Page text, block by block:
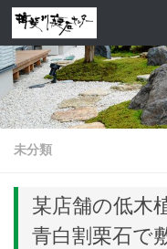
コンテンツへスキップ
未分類
某店舗の低木
青白割栗石で